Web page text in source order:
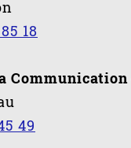
18
49